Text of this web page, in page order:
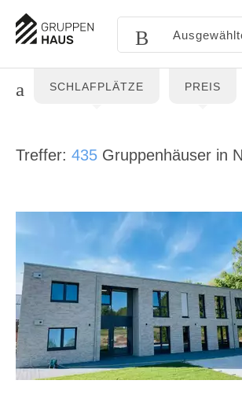
SCHLAFPLÄTZE PREIS
Treffer: 435 Gruppenhäuser in